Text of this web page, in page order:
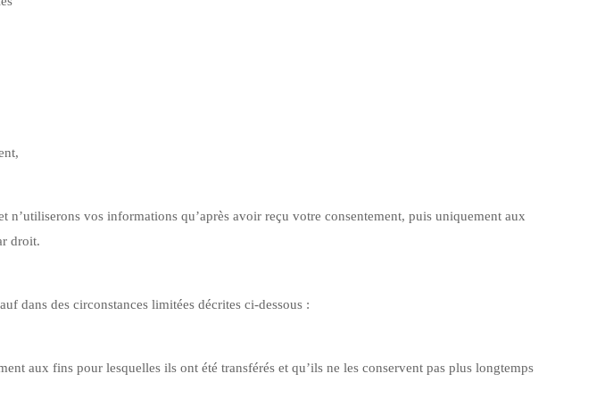
vos informations qu’après avoir reçu votre consentement, puis uniquement aux
droit.
dans des circonstances limitées décrites ci-dessous :
aux fins pour lesquelles ils ont été transférés et qu’ils ne les conservent pas plus longtemps